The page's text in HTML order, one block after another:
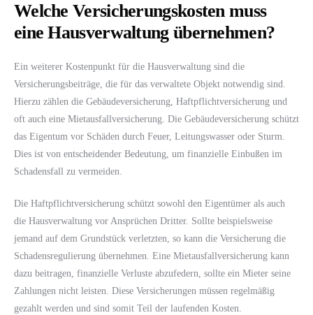
Welche Versicherungskosten muss
eine Hausverwaltung übernehmen?
Ein weiterer Kostenpunkt für die Hausverwaltung sind die
Versicherungsbeiträge, die für das verwaltete Objekt notwendig sind.
Hierzu zählen die Gebäudeversicherung, Haftpflichtversicherung und
oft auch eine Mietausfallversicherung. Die Gebäudeversicherung schützt
das Eigentum vor Schäden durch Feuer, Leitungswasser oder Sturm.
Dies ist von entscheidender Bedeutung, um finanzielle Einbußen im
Schadensfall zu vermeiden.
Die Haftpflichtversicherung schützt sowohl den Eigentümer als auch
die Hausverwaltung vor Ansprüchen Dritter. Sollte beispielsweise
jemand auf dem Grundstück verletzten, so kann die Versicherung die
Schadensregulierung übernehmen. Eine Mietausfallversicherung kann
dazu beitragen, finanzielle Verluste abzufedern, sollte ein Mieter seine
Zahlungen nicht leisten. Diese Versicherungen müssen regelmäßig
gezahlt werden und sind somit Teil der laufenden Kosten.